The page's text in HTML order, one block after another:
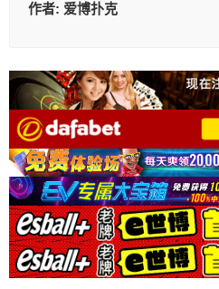
作者: 爱博扑克